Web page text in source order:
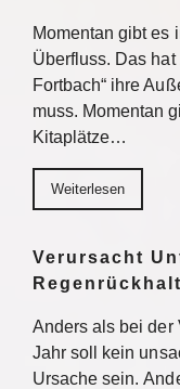
Momentan gibt es
Überfluss. Das
Fortbach“ ihre
muss. Momentan
Kitaplätze…
Weiterlesen
Verursacht
Anders als bei der
Jahr soll kein
Ursache sein.